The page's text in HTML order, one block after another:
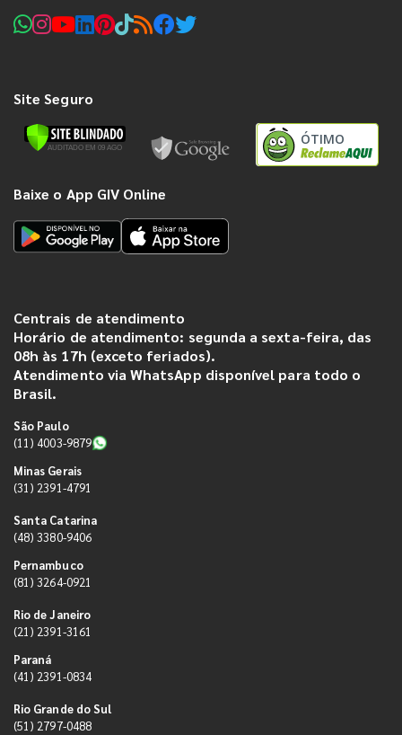
Site Seguro
ÓTIMO
Baixe o App GIV Online
Centrais de atendimento
Horário de atendimento: segunda a sexta-feira, das
08h às 17h (exceto feriados).
Atendimento via WhatsApp disponível para todo o
Brasil.
São Paulo
(11) 4003-9879
Minas Gerais
(31) 2391-4791
Santa Catarina
(48) 3380-9406
Pernambuco
(81) 3264-0921
Rio de Janeiro
(21) 2391-3161
Paraná
(41) 2391-0834
Rio Grande do Sul
(51) 2797-0488